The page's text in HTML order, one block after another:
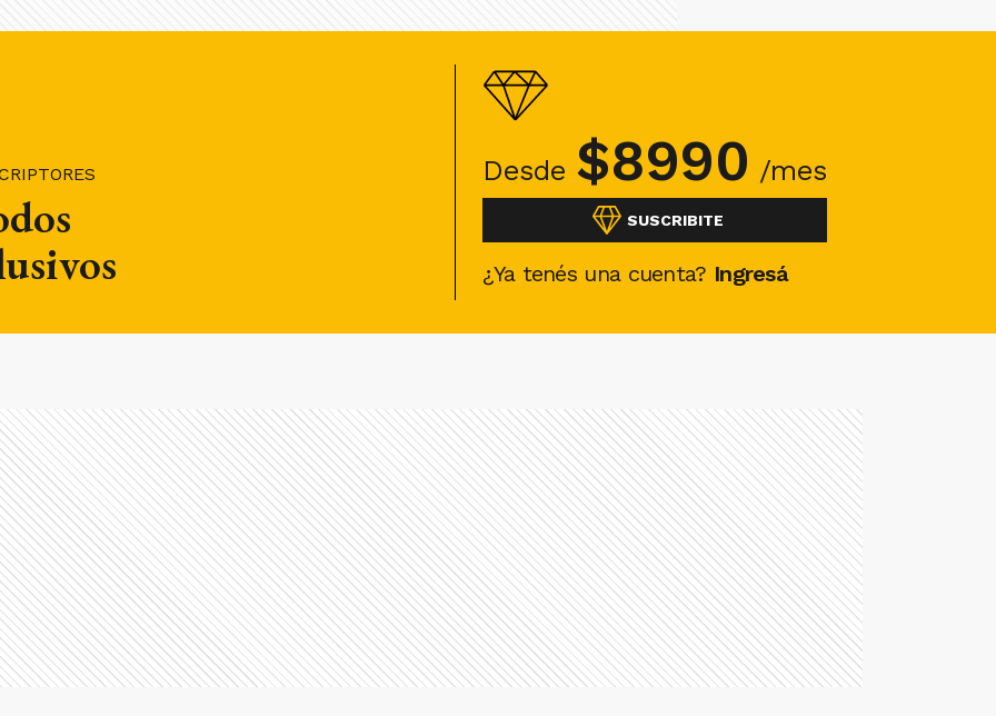
Desde $8990 /mes
SUSCRIBITE
¿Ya tenés una cuenta? Ingresá